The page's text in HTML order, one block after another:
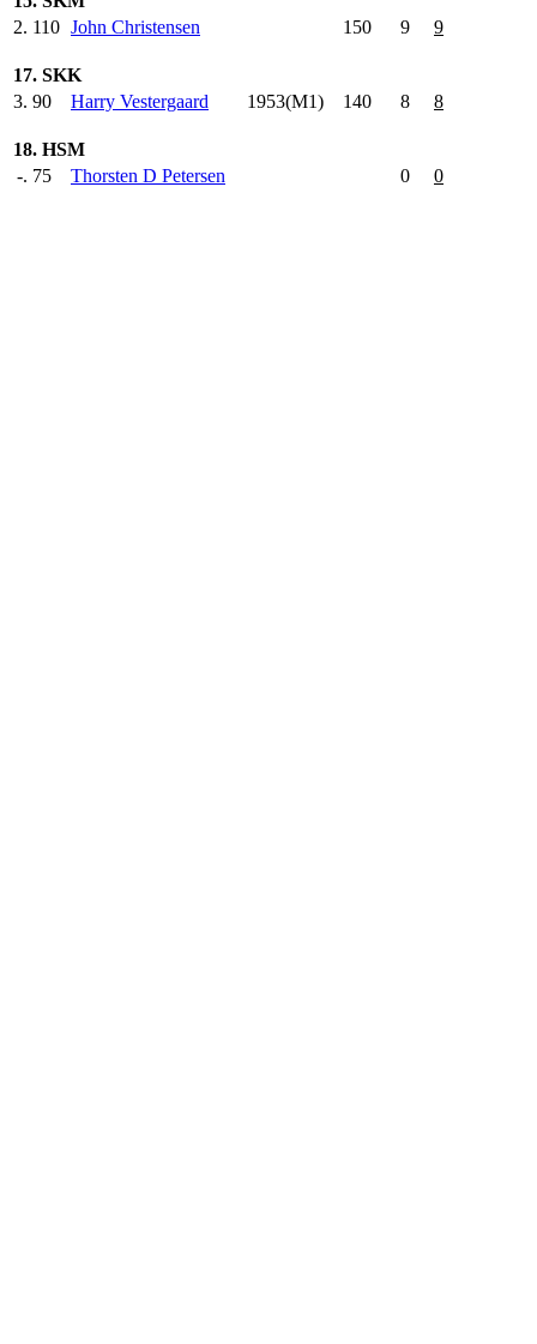
2. 110 John Christensen 150 9 9
17. SKK
3. 90 Harry Vestergaard 1953(M1) 140 8 8
18. HSM
-. 75 Thorsten D Petersen 0 0